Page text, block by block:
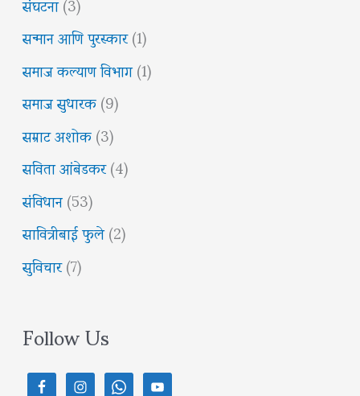
सन्मान आणि पुरस्कार(1)
समाज कल्याण विभाग(1)
समाज सुधारक(9)
सम्राट अशोक(3)
सविता आंबेडकर(4)
संविधान(53)
सावित्रीबाई फुले(2)
सुविचार(7)
Follow Us